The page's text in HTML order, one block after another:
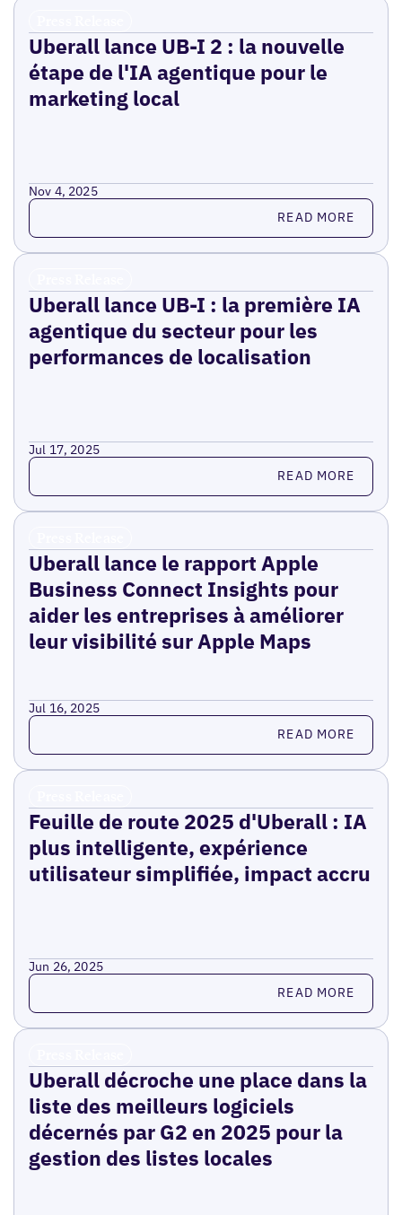
Uberall lance UB-I 2 : la nouvelle
étape de l'IA agentique pour le
marketing local
Nov 4, 2025
Read more READ MORE
Uberall lance UB-I : la première IA
agentique du secteur pour les
performances de localisation
Jul 17, 2025
Read more READ MORE
Uberall lance le rapport Apple
Business Connect Insights pour
aider les entreprises à améliorer
leur visibilité sur Apple Maps
Jul 16, 2025
Read more READ MORE
Feuille de route 2025 d'Uberall : IA
plus intelligente, expérience
utilisateur simplifiée, impact accru
Jun 26, 2025
Read more READ MORE
Uberall décroche une place dans la
liste des meilleurs logiciels
décernés par G2 en 2025 pour la
gestion des listes locales